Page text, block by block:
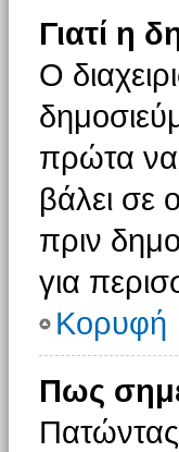
Γιατί η
Ο
πρώτα να
βάλει σε
πριν
για
Κορυφή
Πως